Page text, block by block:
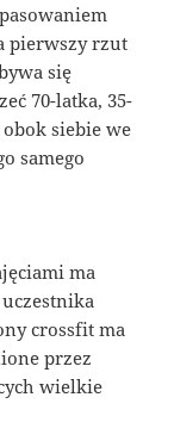
pierwszy rzut
się
70-latka, 35-
siebie we
samego
ma
crossfit ma
przez
wielkie